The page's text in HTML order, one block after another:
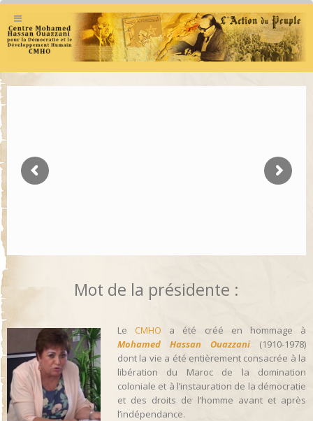
Mot de la présidente :
Le CMHO a été créé en hommage à
Mohamed Hassan Ouazzani (1910-1978)
dont la vie a été entièrement consacrée à la
libération du Maroc de la domination
coloniale et à l’instauration de la démocratie
et des droits de l’homme avant et après
l’indépendance.